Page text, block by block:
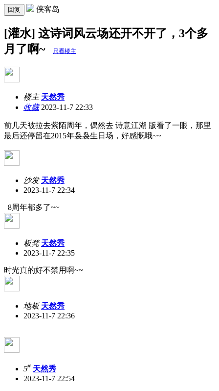
回复 侠客岛
[灌水] 这诗词风云场还开不开了，3个多
月了啊~
只看楼主
楼主 天然秀
收藏2023-11-7 22:33
前几天被拉去紫陌周年，偶然去 诗意江湖 版看了一眼，那里
最后还停留在2015年袅袅生日场，好感慨哦~~
沙发 天然秀
2023-11-7 22:34
8周年都多了~~
板凳 天然秀
2023-11-7 22:35
时光真的好不禁用啊~~
地板 天然秀
2023-11-7 22:36
5# 天然秀
2023-11-7 22:54